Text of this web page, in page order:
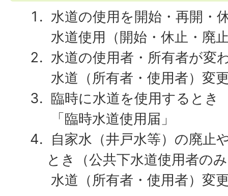
水道の使用を開始・再開・
水道使用（開始・休止・廃
水道の使用者・所有者が変
水道（所有者・使用者）変
臨時に水道を使用するとき
「臨時水道使用届」
自家水（井戸水等）の廃止
とき（公共下水道使用者の
水道（所有者・使用者）変